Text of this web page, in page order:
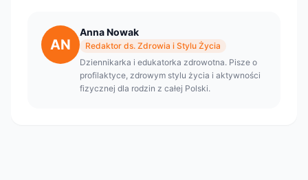
AN
Anna Nowak
Redaktor ds. Zdrowia i Stylu Życia
Dziennikarka i edukatorka zdrowotna. Pisze o
profilaktyce, zdrowym stylu życia i aktywności
fizycznej dla rodzin z całej Polski.